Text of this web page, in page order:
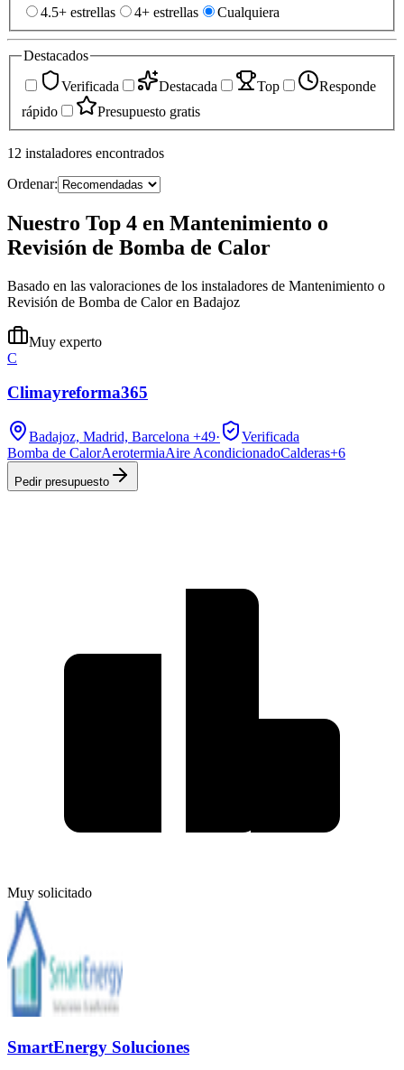
4.5+ estrellas
4+ estrellas Cualquiera
Destacados
Verificada
Destacada Top
Responde
rápido
Presupuesto gratis
12 instaladores encontrados
Ordenar:
Nuestro Top 4 en Mantenimiento o
Revisión de Bomba de Calor
Basado en las valoraciones de los instaladores de Mantenimiento o
Revisión de Bomba de Calor en Badajoz
Muy experto
C
Climayreforma365
Badajoz, Madrid, Barcelona +49·
Verificada
Bomba de CalorAerotermiaAire AcondicionadoCalderas+6
Pedir presupuesto
Muy solicitado
SmartEnergy Soluciones